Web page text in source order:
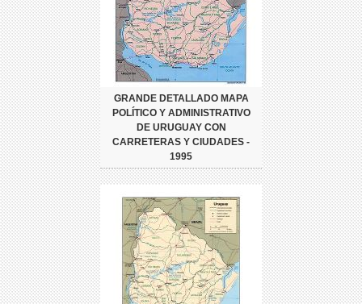
GRANDE DETALLADO MAPA
POLÍTICO Y ADMINISTRATIVO
DE URUGUAY CON
CARRETERAS Y CIUDADES -
1995